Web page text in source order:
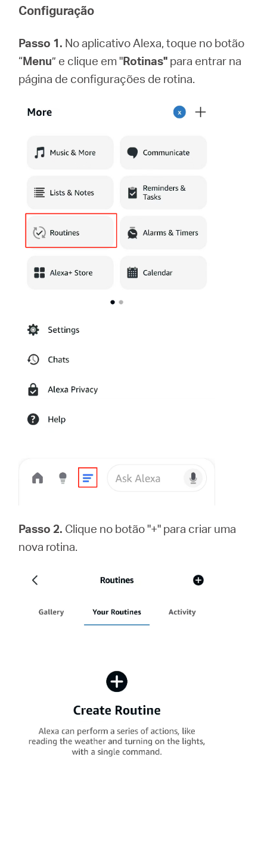
Configuração
Passo 1. No aplicativo Alexa, toque no botão
“Menu” e clique em "Rotinas" para entrar na
página de configurações de rotina.
Passo 2. Clique no botão "+" para criar uma
nova rotina.